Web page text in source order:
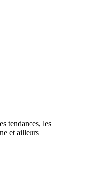
tendances, les
et ailleurs